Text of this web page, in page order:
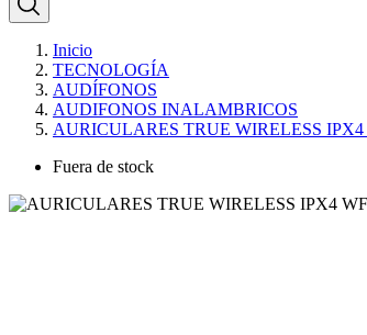
Inicio
TECNOLOGÍA
AUDÍFONOS
AUDIFONOS INALAMBRICOS
AURICULARES TRUE WIRELESS
Fuera de stock